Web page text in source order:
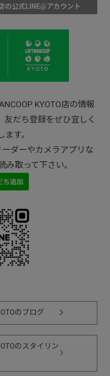
の公式LINE@アカウント
KYOTO店の情報
友だち登録をぜひ宜しく
ます。
ダーやカメラアプリな
み取って下さい。
のブログ
のスタイリン